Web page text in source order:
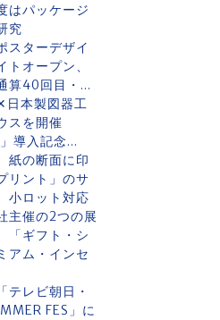
パッケージ
究
スターデザイ
トオープン、
算40回目・...
日本製図器工
スを開催
導入記念...
の断面に印
リント」のサ
小ロット対応
主催の2つの展
ギフト・シ
アム・インセ
レビ朝日・
FES」に